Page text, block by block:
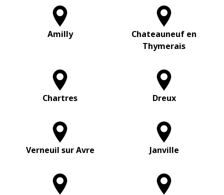
Amilly
Chateauneuf en
Thymerais
Chartres Dreux
Verneuil sur Avre Janville